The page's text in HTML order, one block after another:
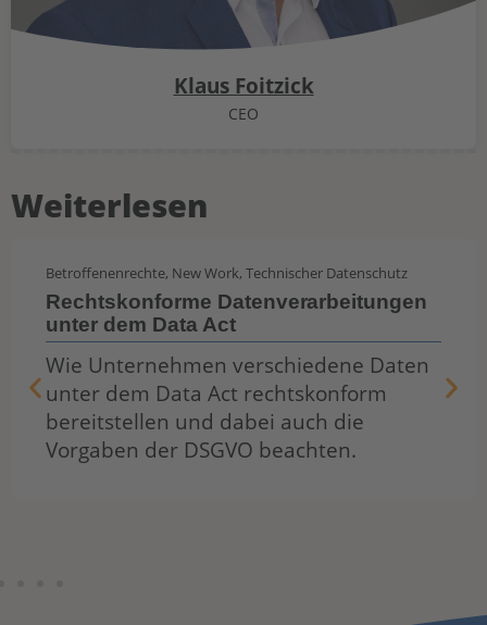
Klaus Foitzick
CEO
Weiterlesen
Betroffenenrechte, New Work, Technischer Datenschutz
Rechtskonforme Datenverarbeitungen
unter dem Data Act
Wie Unternehmen verschiedene Daten
unter dem Data Act rechtskonform
bereitstellen und dabei auch die
Vorgaben der DSGVO beachten.